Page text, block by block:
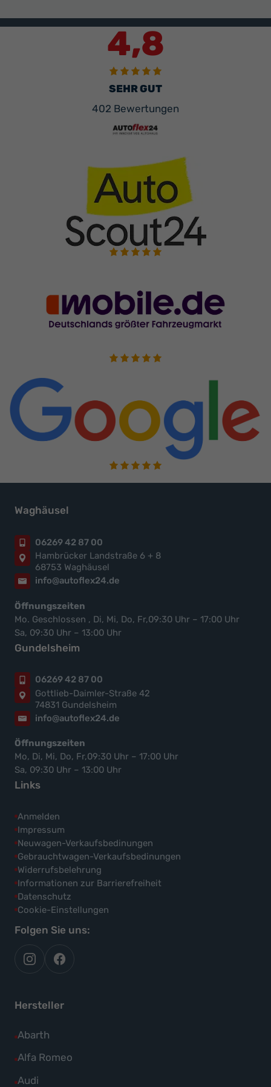
4,8
SEHR GUT
402 Bewertungen
Waghäusel
06269 42 87 00
Hambrücker Landstraße 6 + 8
68753 Waghäusel
info@autoflex24.de
Öffnungszeiten
Mo. Geschlossen , Di, Mi, Do, Fr,09:30 Uhr – 17:00 Uhr
Sa, 09:30 Uhr – 13:00 Uhr
Gundelsheim
06269 42 87 00
Gottlieb-Daimler-Straße 42
74831 Gundelsheim
info@autoflex24.de
Öffnungszeiten
Mo, Di, Mi, Do, Fr,09:30 Uhr – 17:00 Uhr
Sa, 09:30 Uhr – 13:00 Uhr
Links
Anmelden
Impressum
Neuwagen-Verkaufsbedinungen
Gebrauchtwagen-Verkaufsbedinungen
Widerrufsbelehrung
Informationen zur Barrierefreiheit
Datenschutz
Cookie-Einstellungen
Folgen Sie uns:
autoflex
auf
autoflex24
auf
Hersteller
Abarth
Alle
Fahrzeuge
Alfa Romeo
Alle
Fahrzeuge
Audi
Alle